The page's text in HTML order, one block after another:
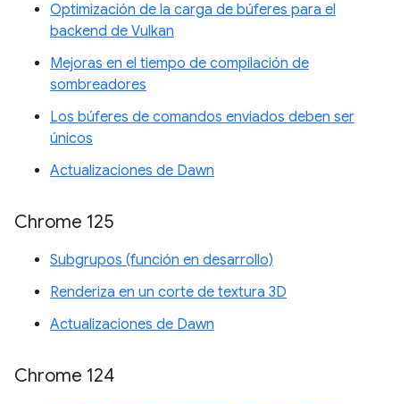
Optimización de la carga de búferes para el
backend de Vulkan
Mejoras en el tiempo de compilación de
sombreadores
Los búferes de comandos enviados deben ser
únicos
Actualizaciones de Dawn
Chrome 125
Subgrupos (función en desarrollo)
Renderiza en un corte de textura 3D
Actualizaciones de Dawn
Chrome 124